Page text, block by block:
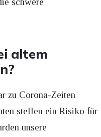
altem
zu Corona-Zeiten
stellen ein Risiko für
unsere